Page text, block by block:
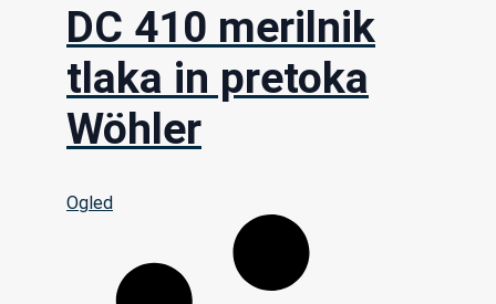
DC 410 merilnik
tlaka in pretoka
Wöhler
Ogled